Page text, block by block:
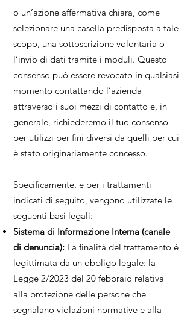
o un’azione affermativa chiara, come
selezionare una casella predisposta a tale
scopo, una sottoscrizione volontaria o
l’invio di dati tramite i moduli. Questo
consenso può essere revocato in qualsiasi
momento contattando l’azienda
attraverso i suoi mezzi di contatto e, in
generale, richiederemo il tuo consenso
per utilizzi per fini diversi da quelli per cui
è stato originariamente concesso.
Specificamente, e per i trattamenti
indicati di seguito, vengono utilizzate le
seguenti basi legali:
Sistema di Informazione Interna (canale
di denuncia): La finalità del trattamento è
legittimata da un obbligo legale: la
Legge 2/2023 del 20 febbraio relativa
alla protezione delle persone che
segnalano violazioni normative e alla